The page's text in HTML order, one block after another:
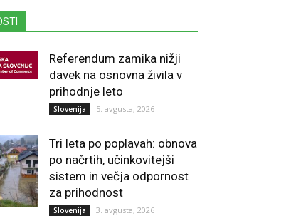
Referendum zamika nižji
davek na osnovna živila v
prihodnje leto
Slovenija 5. avgusta, 2026
Tri leta po poplavah: obnova
po načrtih, učinkovitejši
sistem in večja odpornost
za prihodnost
Slovenija 3. avgusta, 2026